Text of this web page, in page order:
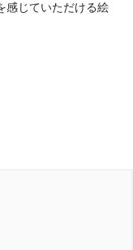
感じていただける絵